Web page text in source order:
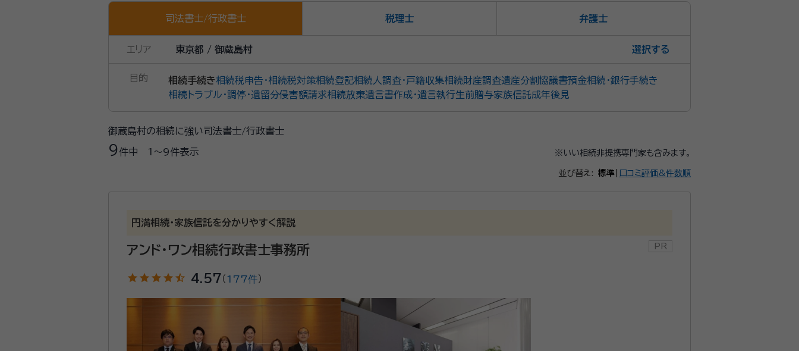
司法書士/行政書士 税理士 弁護士
エリア 東京都 / 御蔵島村 選択
目的 相続手続き相続税申告・相続税対策相続登記相続人調査・戸籍収集相続財産調査遺産分割協議書預金相続・銀行手続き
相続トラブル・調停・遺留分侵害額請求相続放棄遺言書作成・遺言執行生前贈与家族信託成年後見
御蔵島村の相続に強い司法書士/行政書士
9 件中 1〜9件表示 ※いい相続非提携専門家も含みます。
並び替え: 標準 口コミ評価&件数順
円満相続・家族信託を分かりやすく解説
アンド・ワン相続行政書士事務所
star star star star star_half 4.57（ 177件）